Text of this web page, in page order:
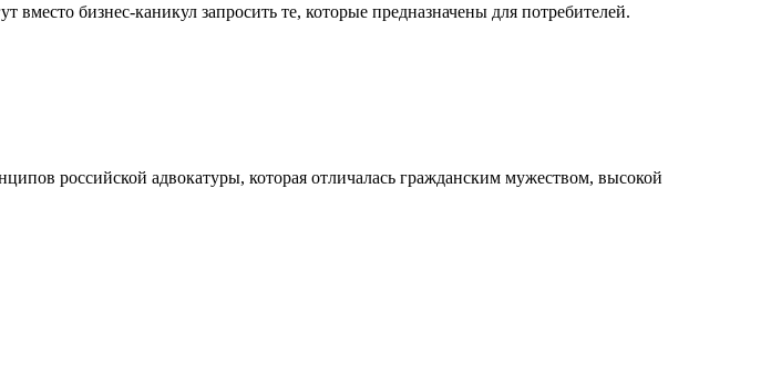
бизнес-каникул запросить те, которые предназначены для потребителей.
российской адвокатуры, которая отличалась гражданским мужеством, высокой